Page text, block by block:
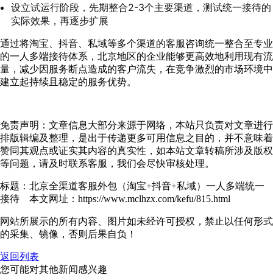
设立试运行阶段，先期整合2-3个主要渠道，测试统一接待的
实际效果，再逐步扩展
通过将淘宝、抖音、私域等多个渠道的客服咨询统一整合至专业
的一人多端接待体系，北京地区的企业能够更高效地利用现有流
量，减少因服务断点造成的客户流失，在竞争激烈的市场环境中
建立起持续且稳定的服务优势。
免责声明：文章信息大部分来源于网络，本站只负责对文章进行
排版辑编及整理，是出于传递更多可用信息之目的，并不意味着
赞同其观点或证实其内容的真实性，如本站文章转稿所涉及版权
等问题，请及时联系客服，我们会尽快审核处理。
标题：北京全渠道客服外包（淘宝+抖音+私域）一人多端统一
接待 本文网址：https://www.mclhzx.com/kefu/815.html
网站所展示的所有内容、图片如未经许可授权，禁止以任何形式
的采集、镜像，否则后果自负！
返回列表
您可能对其他新闻感兴趣